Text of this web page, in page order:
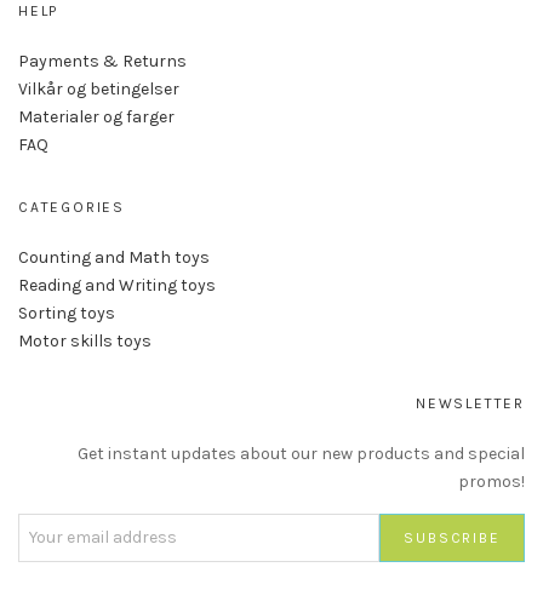
HELP
Payments & Returns
Vilkår og betingelser
Materialer og farger
FAQ
CATEGORIES
Counting and Math toys
Reading and Writing toys
Sorting toys
Motor skills toys
NEWSLETTER
Get instant updates about our new products and special
promos!